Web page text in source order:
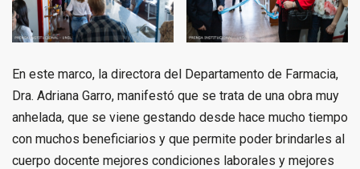
En este marco, la directora del Departamento de Farmacia,
Dra. Adriana Garro, manifestó que se trata de una obra muy
anhelada, que se viene gestando desde hace mucho tiempo
con muchos beneficiarios y que permite poder brindarles al
cuerpo docente mejores condiciones laborales y mejores